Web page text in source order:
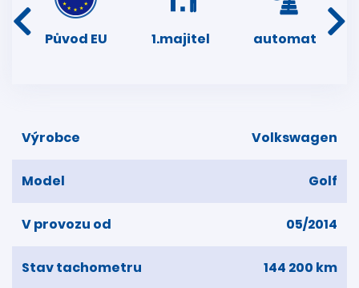
Původ EU 1.majitel automat
Výrobce Volkswagen
Model Golf
V provozu od 05/2014
Stav tachometru 144 200 km